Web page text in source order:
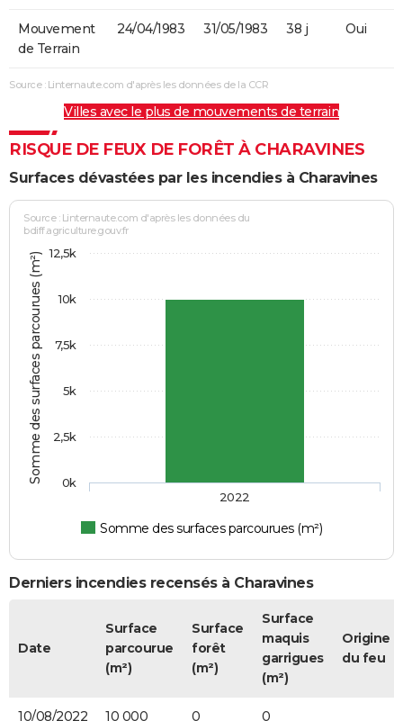
Mouvement
de Terrain
24/04/1983 31/05/1983 38 j Oui
Source : Linternaute.com d'après les données de la CCR
Villes avec le plus de mouvements de terrain
RISQUE DE FEUX DE FORÊT À CHARAVINES
Surfaces dévastées par les incendies à Charavines
Somme des surfaces parcourues (m²)
Source : Linternaute.com d'après les données du
bdiff.agriculture.gouv.fr
Somme des surfaces parcourues (m²)
2022
0k
2,5k
5k
7,5k
10k
12,5k
Derniers incendies recensés à Charavines
Date
Surface
parcourue
(m²)
Surface
forêt
(m²)
Surface
maquis
garrigues
(m²)
Origine
du feu
10/08/2022 10 000 0 0